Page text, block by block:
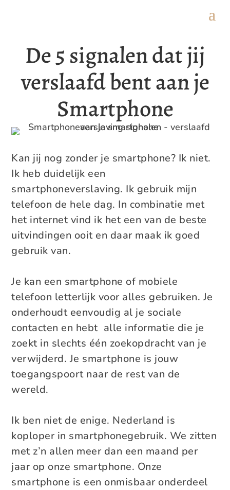
De 5 signalen dat jij
verslaafd bent aan je
Smartphone
Kan jij nog zonder je smartphone? Ik niet.
Ik heb duidelijk een
smartphoneverslaving. Ik gebruik mijn
telefoon de hele dag. In combinatie met
het internet vind ik het een van de beste
uitvindingen ooit en daar maak ik goed
gebruik van.
Je kan een smartphone of mobiele
telefoon letterlijk voor alles gebruiken. Je
onderhoudt eenvoudig al je sociale
contacten en hebt alle informatie die je
zoekt in slechts één zoekopdracht van je
verwijderd. Je smartphone is jouw
toegangspoort naar de rest van de
wereld.
Ik ben niet de enige. Nederland is
koploper in smartphonegebruik. We zitten
met z’n allen meer dan een maand per
jaar op onze smartphone. Onze
smartphone is een onmisbaar onderdeel